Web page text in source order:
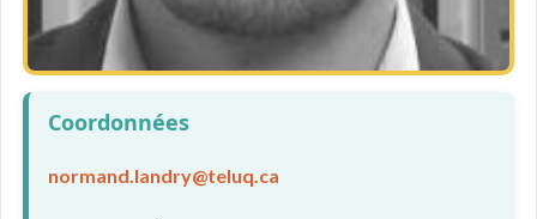
Coordonnées
normand.landry@teluq.ca